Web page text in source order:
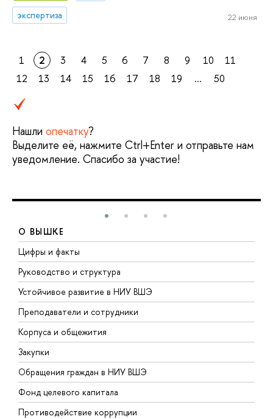
экспертиза
22 июня
1 2 3 4 5 6 7 8 9 10
11
12
13 14 15 16 17 18 19 ... 50
Нашли опечатку?
Выделите её, нажмите Ctrl+Enter и отправьте нам
уведомление. Спасибо за участие!
О ВЫШКЕ
Цифры и факты
Руководство и структура
Устойчивое развитие в НИУ ВШЭ
Преподаватели и сотрудники
Корпуса и общежития
Закупки
Обращения граждан в НИУ ВШЭ
Фонд целевого капитала
Противодействие коррупции